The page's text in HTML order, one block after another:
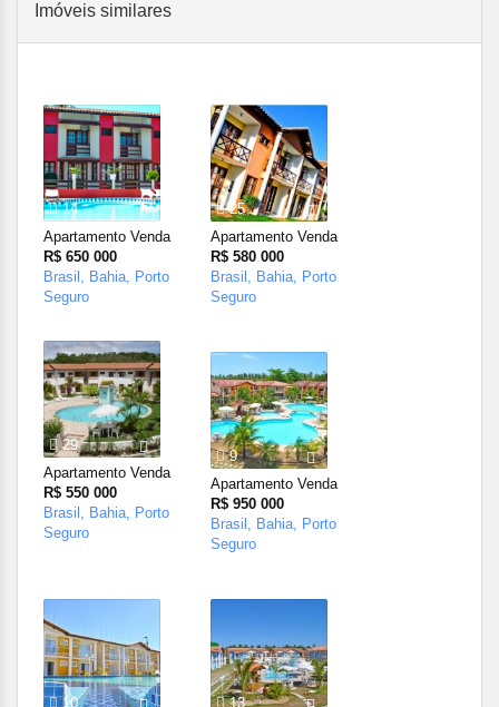
Imóveis similares
14
Apartamento Venda
R$ 650 000
Brasil, Bahia, Porto
Seguro
25
Apartamento Venda
R$ 580 000
Brasil, Bahia, Porto
Seguro
29
Apartamento Venda
R$ 550 000
Brasil, Bahia, Porto
Seguro
9
Apartamento Venda
R$ 950 000
Brasil, Bahia, Porto
Seguro
10
13